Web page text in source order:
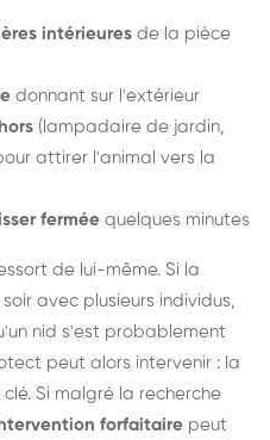
intérieures de la pièce
donnant sur l'extérieur
(lampadaire de jardin,
attirer l'animal vers la
fermée quelques minutes
de lui-même. Si la
avec plusieurs individus,
nid s'est probablement
peut alors intervenir : la
Si malgré la recherche
forfaitaire peut